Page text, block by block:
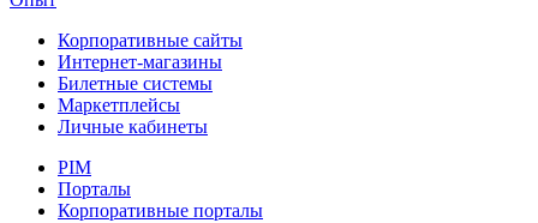
Корпоративные сайты
Интернет-магазины
Билетные системы
Маркетплейсы
Личные кабинеты
PIM
Порталы
Корпоративные порталы